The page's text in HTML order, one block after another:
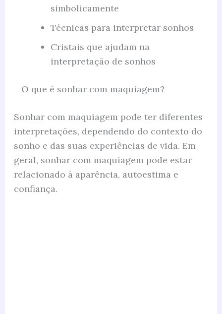
simbolicamente
Técnicas para interpretar sonhos
Cristais que ajudam na
interpretação de sonhos
O que é sonhar com maquiagem?
Sonhar com maquiagem pode ter diferentes
interpretações, dependendo do contexto do
sonho e das suas experiências de vida. Em
geral, sonhar com maquiagem pode estar
relacionado à aparência, autoestima e
confiança.